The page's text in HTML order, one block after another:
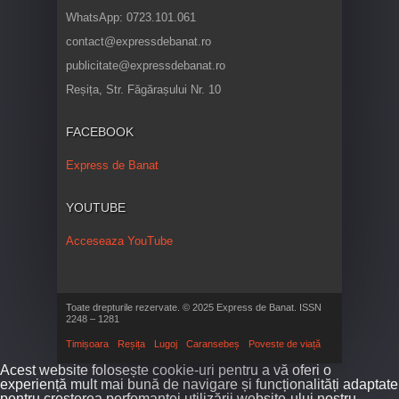
WhatsApp: 0723.101.061
contact@expressdebanat.ro
publicitate@expressdebanat.ro
Reșița, Str. Făgărașului Nr. 10
FACEBOOK
Express de Banat
YOUTUBE
Acceseaza YouTube
Toate drepturile rezervate. © 2025 Express de Banat. ISSN
2248 – 1281
Timișoara Reșița Lugoj Caransebeș Poveste de viață
Acest website folosește cookie-uri pentru a vă oferi o
experiență mult mai bună de navigare și funcționalități adaptate